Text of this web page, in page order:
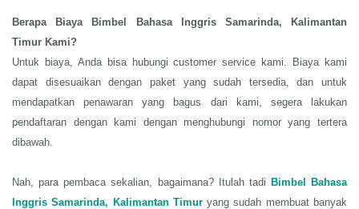
Berapa Biaya Bimbel Bahasa Inggris Samarinda, Kalimantan
Timur Kami?
Untuk biaya, Anda bisa hubungi customer service kami. Biaya kami
dapat disesuaikan dengan paket yang sudah tersedia, dan untuk
mendapatkan penawaran yang bagus dari kami, segera lakukan
pendaftaran dengan kami dengan menghubungi nomor yang tertera
dibawah.
Nah, para pembaca sekalian, bagaimana? Itulah tadi Bimbel Bahasa
Inggris Samarinda, Kalimantan Timuryang sudah membuat banyak